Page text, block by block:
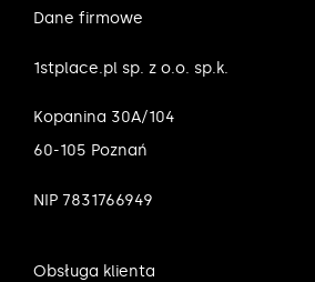
Dane firmowe
1stplace.pl sp. z o.o. sp.k.
Kopanina 30A/104
60-105 Poznań
NIP 7831766949
Obsługa klienta